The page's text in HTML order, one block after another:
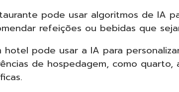
pode usar algoritmos de IA
refeições ou bebidas que
hotel pode usar a IA para
de hospedagem, como